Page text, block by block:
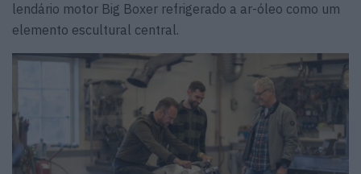
lendário motor Big Boxer refrigerado a ar-óleo como um
elemento escultural central.